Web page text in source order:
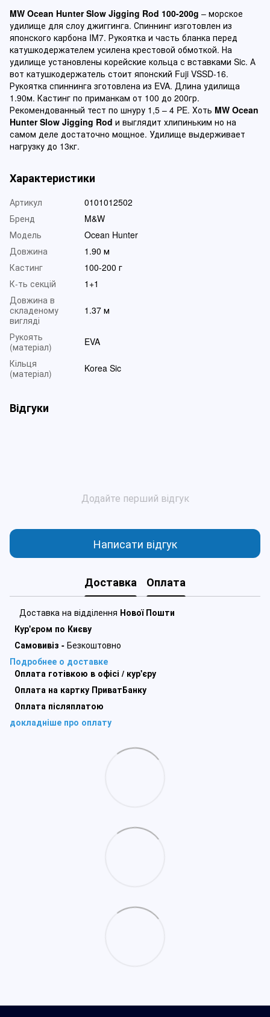
MW Ocean Hunter Slow Jigging Rod 100-200g – морское
удилище для слоу джиггинга. Спиннинг изготовлен из
японского карбона IM7. Рукоятка и часть бланка перед
катушкодержателем усилена крестовой обмоткой. На
удилище установлены корейские кольца с вставками Sic. А
вот катушкодержатель стоит японский Fuji VSSD-16.
Рукоятка спиннинга зготовлена из EVA. Длина удилища
1.90м. Кастинг по приманкам от 100 до 200гр.
Рекомендованный тест по шнуру 1,5 – 4 PE. Хоть MW Ocean
Hunter Slow Jigging Rod и выглядит хлипиньким но на
самом деле достаточно мощное. Удилище выдерживает
нагрузку до 13кг.
Характеристики
Артикул
0101012502
Бренд
M&W
Модель
Ocean Hunter
Довжина
1.90 м
Кастинг
100-200 г
К-ть секцій
1+1
Довжина в
складеному
вигляді
1.37 м
Рукоять
(матеріал)
EVA
Кільця
(матеріал)
Korea Sic
Відгуки
Додайте перший відгук
Написати відгук
Доставка Оплата
Доставка на відділення Нової Пошти
Кур'єром по Києву
Самовивіз - Безкоштовно
Подробнее о доставке
Оплата готівкою в офісі / кур'єру
Оплата на картку ПриватБанку
Оплата післяплатою
докладніше про оплату